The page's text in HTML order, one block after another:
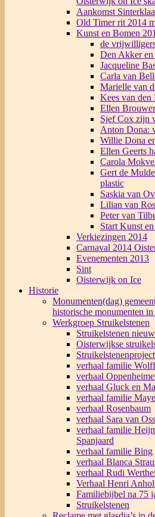
Aankomst
Old Timer rit 2014
Kunst en Bomen
de
Den Akker
Jacqueline
Carla van
Marielle van
Kees van den
Ellen
Sjef Cox zijn
Anton Dona:
Willie Dona
Ellen Geerts
Carola
Gert de
plastic
Saskia van
Lilian van
Peter van
Start Kunst
Verkiezingen 2014
Carnaval 2014
Evenementen 2013
Sint
Oisterwijk on Ice
Historie
Monumenten(dag)
historische monumenten
Werkgroep Struikelstenen
Struikelstenen
Oisterwijkse
verhaal familie Wolff
verhaal
verhaal Gluck en
verhaal familie
verhaal Rosenbaum
verhaal Sara van Oss
verhaal familie
Spanjaard
verhaal familie Bing
verhaal Blanca
verhaal Rudi
Verhaal Henri
Familiebijbel na 75
Struikelstenen